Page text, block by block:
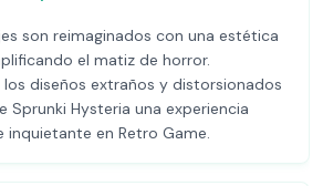
son reimaginados con una estética
el matiz de horror.
los diseños extraños y distorsionados
Sprunki Hysteria una experiencia
inquietante en Retro Game.